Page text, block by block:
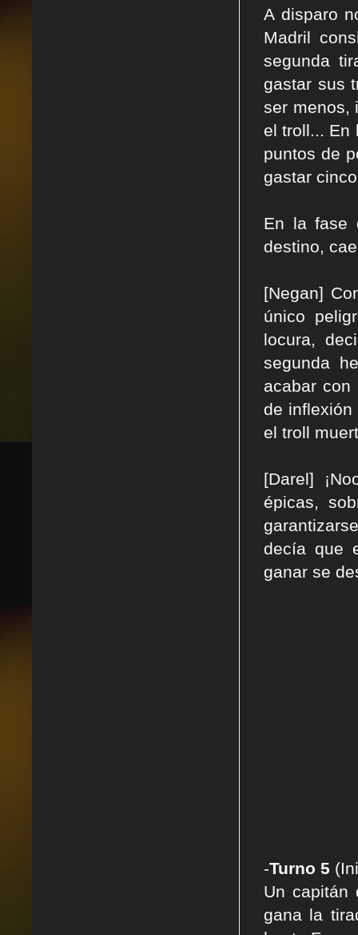
A disparo
Madril
segunda
gastar sus
ser menos,
el troll... En
puntos de
gastar
En la fase
destino,
[Negan]
único
locura,
segunda
acabar
de
el troll
[Darel]
épicas,
decía que
ganar se
-Turno 5
Un capitán
gana la